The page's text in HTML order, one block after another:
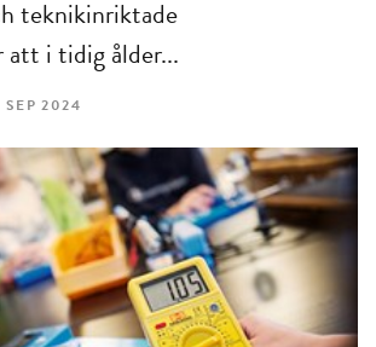
teknikinriktade
att i tidig ålder...
2024